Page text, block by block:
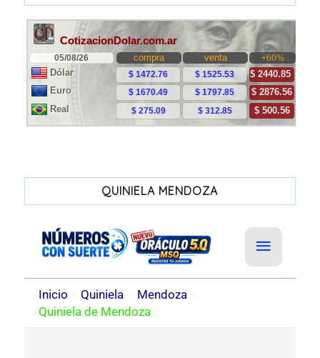
QUINIELA MENDOZA